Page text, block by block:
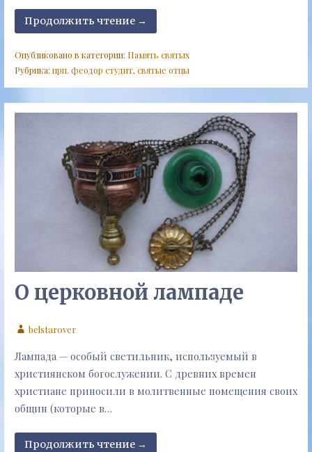
Продолжить чтение →
Опубликовано в категории: Память святых
Рубрика: прп. феодор студит, святые отцы
О церковной лампаде
belstarover
Лампада — особый светильник, используемый в
християнском богослужении. С древних времен
христиане приносили в молитвенные помещения своих
общин (которые в…
Продолжить чтение →